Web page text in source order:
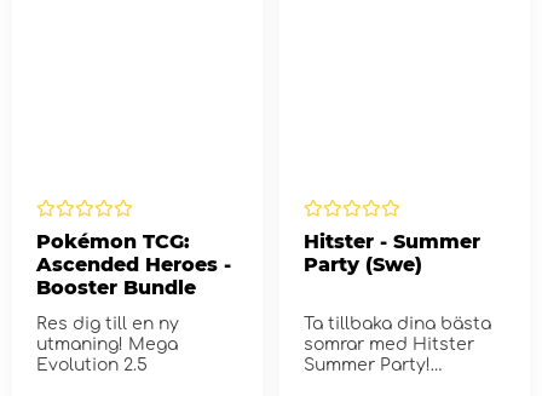
Pokémon TCG:
Ascended Heroes -
Booster Bundle
Res dig till en ny
utmaning! Mega
Evolution 2.5
Hitster - Summer
Party (Swe)
Ta tillbaka dina bästa
somrar med Hitster
Summer Party!